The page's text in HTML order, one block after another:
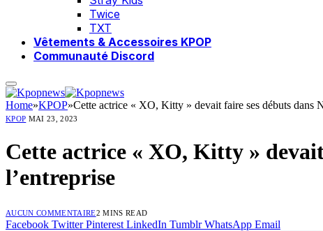
Twice
TXT
Vêtements & Accessoires KPOP
Communauté Discord
Home»KPOP»Cette actrice « XO, Kitty » devait faire ses débuts dans
KPOP MAI 23, 2023
Cette actrice « XO, Kitty »
l’entreprise
AUCUN COMMENTAIRE2 MINS READ
Facebook Twitter Pinterest LinkedIn Tumblr WhatsApp Email